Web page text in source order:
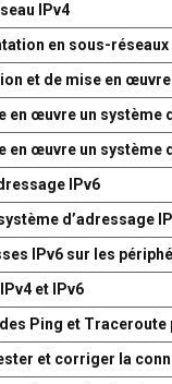
IPv4
en sous-réseaux
et de mise en œuvre
œuvre un système
œuvre un système
IPv6
d’adressage
IPv6 sur les
et IPv6
Ping et
et corriger la